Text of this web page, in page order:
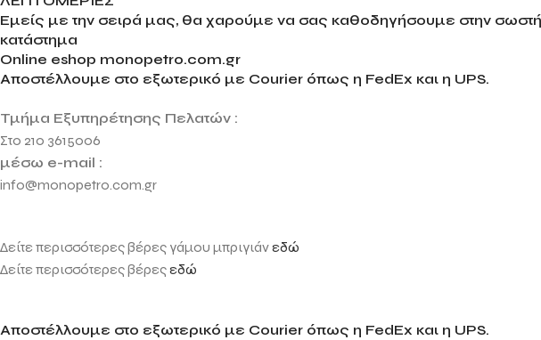
Εμείς με την σειρά μας, θα χαρούμε να σας καθοδηγήσουμε στην σωστή
κατάστημα
Online eshop monopetro.com.gr
Αποστέλλουμε στο εξωτερικό με Courier όπως η FedEx και η UPS.
Τμήμα Εξυπηρέτησης Πελατών :
Στο 210 3615006
μέσω e-mail :
info@monopetro.com.gr
Δείτε περισσότερες βέρες γάμου μπριγιάνεδώ
Δείτε περισσότερες βέρεςεδώ
Αποστέλλουμε στο εξωτερικό με Courier όπως η FedEx και η UPS.